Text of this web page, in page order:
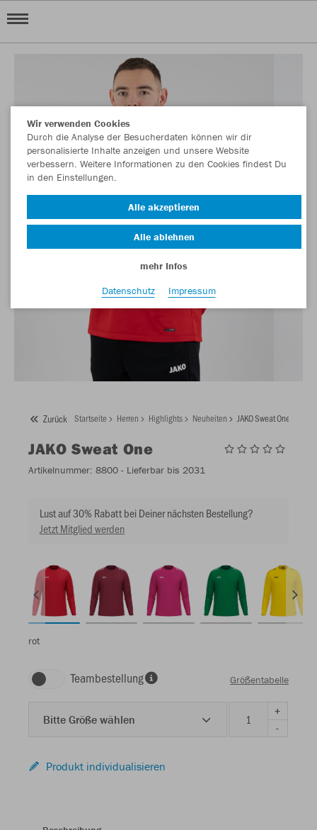
Zurück Startseite Herren Highlights Neuheiten JAKO Sweat One
JAKO Sweat One
Artikelnummer: 8800 - Lieferbar bis 2031
Lust auf 30% Rabatt bei Deiner nächsten Bestellung?
Jetzt Mitglied werden
rot
Teambestellung Größentabelle
Bitte Größe wählen
+
-
Produkt individualisieren
Wir verwenden Cookies
Durch die Analyse der Besucherdaten können wir dir
personalisierte Inhalte anzeigen und unsere Website
verbessern. Weitere Informationen zu den Cookies findest Du
in den Einstellungen.
Alle akzeptieren
Alle ablehnen
mehr Infos
Datenschutz
Impressum